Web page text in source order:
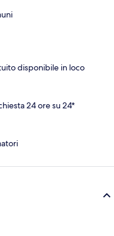
disponibile in loco
24 ore su 24*